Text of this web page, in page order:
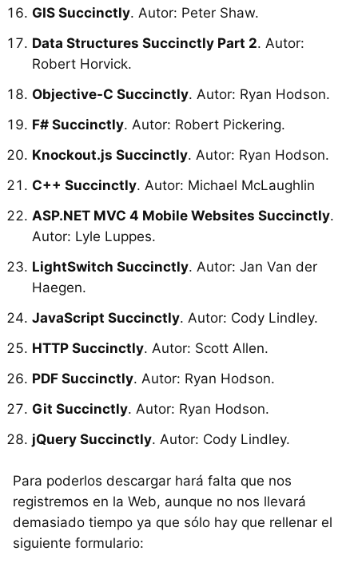
GIS Succinctly. Autor: Peter Shaw.
Data Structures Succinctly Part 2. Autor:
Robert Horvick.
Objective-C Succinctly. Autor: Ryan Hodson.
F# Succinctly. Autor: Robert Pickering.
Knockout.js Succinctly. Autor: Ryan Hodson.
C++ Succinctly. Autor: Michael McLaughlin
ASP.NET MVC 4 Mobile Websites Succinctly.
Autor: Lyle Luppes.
LightSwitch Succinctly. Autor: Jan Van der
Haegen.
JavaScript Succinctly. Autor: Cody Lindley.
HTTP Succinctly. Autor: Scott Allen.
PDF Succinctly. Autor: Ryan Hodson.
Git Succinctly. Autor: Ryan Hodson.
jQuery Succinctly. Autor: Cody Lindley.
Para poderlos descargar hará falta que nos
registremos en la Web, aunque no nos llevará
demasiado tiempo ya que sólo hay que rellenar el
siguiente formulario: